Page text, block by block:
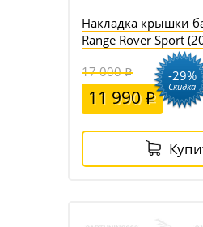
Накладка крышки
Range Rover Sport
17 000
11 990
-29%
Скидка